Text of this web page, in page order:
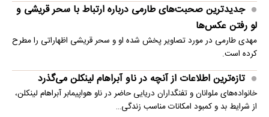
جدیدترین صحبت‌های طارمی درباره ارتباط با سحر قریشی و
لو رفتن عکس‌ها
مهدی طارمی در مورد تصاویر پخش شده او و سحر قریشی اظهاراتی را مطرح
کرده است.
تازه‌ترین اطلاعات از آنچه در ناو آبراهام لینکلن می‌گذرد
خانواده‌های ملوانان و تفنگداران دریایی حاضر در ناو هواپیمابر آبراهام لینکلن،
از شرایط بد و کمبود امکانات مناسب زندگی…